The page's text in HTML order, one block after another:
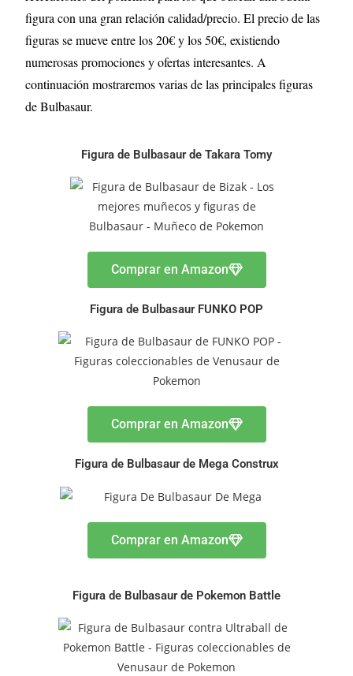
figura con una gran relación calidad/precio. El precio de las
figuras se mueve entre los 20€ y los 50€, existiendo
numerosas promociones y ofertas interesantes. A
continuación mostraremos varias de las principales figuras
de Bulbasaur.
Figura de Bulbasaur de Takara Tomy
Comprar en Amazon
Figura de Bulbasaur FUNKO POP
Comprar en Amazon
Figura de Bulbasaur de Mega Construx
Comprar en Amazon
Figura de Bulbasaur de Pokemon Battle